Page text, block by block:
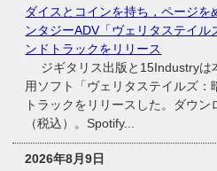
ダイスとコインを持ち，ページを
ンタジーADV「ヴェリタステイル
ンドトラックをリリース
ジギタリス出版と15Industryは
用ソフト「ヴェリタステイルズ：
トラックをリリースした。ダウ
（税込）。Spotify...
2026年8月9日